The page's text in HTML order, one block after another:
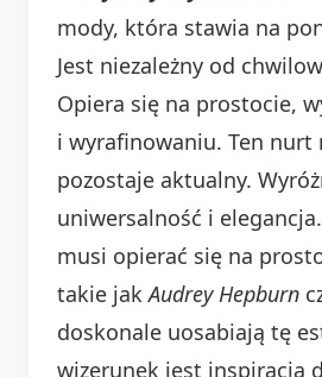
mody, która stawia na
Jest niezależny od
Opiera się na prostocie,
i wyrafinowaniu. Ten nurt
pozostaje aktualny.
uniwersalność i
musi opierać się na
takie jakAudrey Hepburn
doskonale uosabiają tę
wizerunek jest inspiracją